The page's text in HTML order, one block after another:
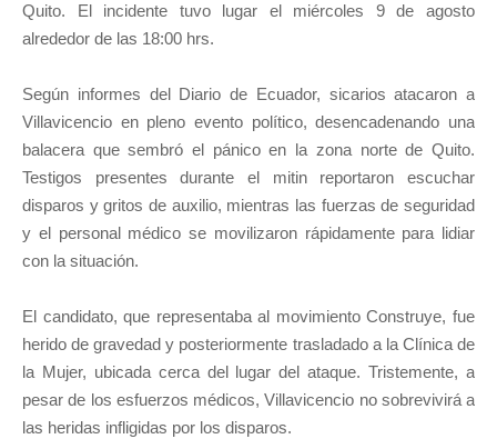
Quito. El incidente tuvo lugar el miércoles 9 de agosto
alrededor de las 18:00 hrs.
Según informes del Diario de Ecuador, sicarios atacaron a
Villavicencio en pleno evento político, desencadenando una
balacera que sembró el pánico en la zona norte de Quito.
Testigos presentes durante el mitin reportaron escuchar
disparos y gritos de auxilio, mientras las fuerzas de seguridad
y el personal médico se movilizaron rápidamente para lidiar
con la situación.
El candidato, que representaba al movimiento Construye, fue
herido de gravedad y posteriormente trasladado a la Clínica de
la Mujer, ubicada cerca del lugar del ataque. Tristemente, a
pesar de los esfuerzos médicos, Villavicencio no sobrevivirá a
las heridas infligidas por los disparos.